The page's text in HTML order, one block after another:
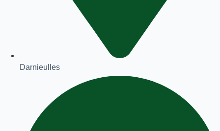
Darnieulles